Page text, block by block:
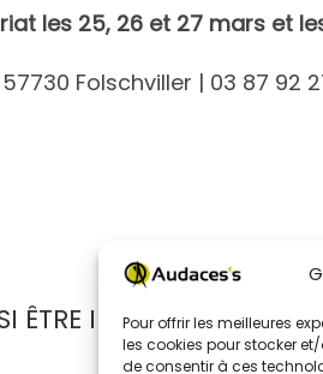
Pour offrir les meilleures
les cookies pour stocker
de consentir à ces
les 25, 26 et 27 mars et
Folschviller | 03 87 92
ÊTRE INTÉRESSÉ PAR